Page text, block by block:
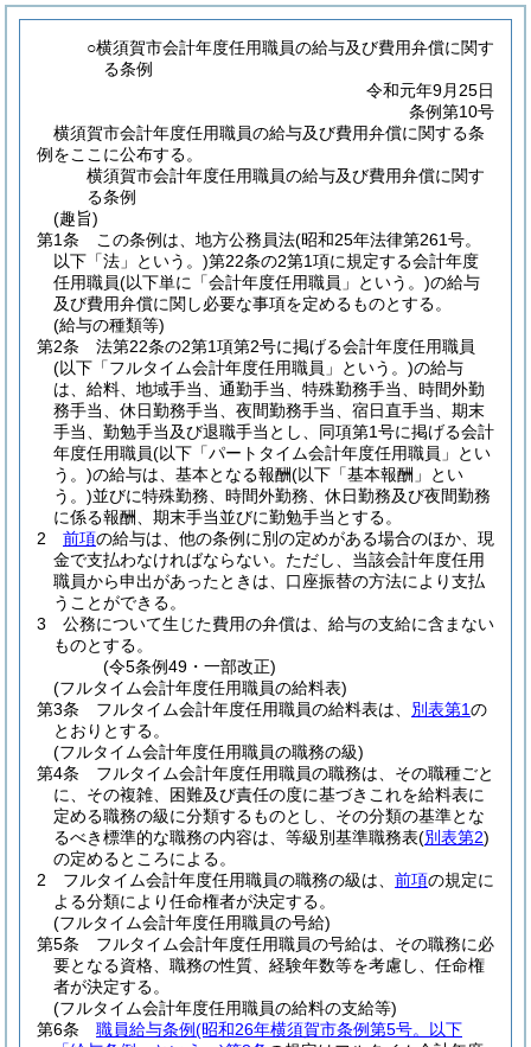
○横須賀市会計年度任用職員の給与及び費用弁償に関す
る条例
令和元年9月25日
条例第10号
横須賀市会計年度任用職員の給与及び費用弁償に関する条
例をここに公布する。
横須賀市会計年度任用職員の給与及び費用弁償に関す
る条例
(趣旨)
第1条
この条例は、地方公務員法(昭和25年法律第261号。
以下「法」という。)第22条の2第1項に規定する会計年度
任用職員(以下単に「会計年度任用職員」という。)の給与
及び費用弁償に関し必要な事項を定めるものとする。
(給与の種類等)
第2条
法第22条の2第1項第2号に掲げる会計年度任用職員
(以下「フルタイム会計年度任用職員」という。)の給与
は、給料、地域手当、通勤手当、特殊勤務手当、時間外勤
務手当、休日勤務手当、夜間勤務手当、宿日直手当、期末
手当、勤勉手当及び退職手当とし、同項第1号に掲げる会計
年度任用職員(以下「パートタイム会計年度任用職員」とい
う。)の給与は、基本となる報酬(以下「基本報酬」とい
う。)並びに特殊勤務、時間外勤務、休日勤務及び夜間勤務
に係る報酬、期末手当並びに勤勉手当とする。
2
前項の給与は、他の条例に別の定めがある場合のほか、現
金で支払わなければならない。 ただし、当該会計年度任用
職員から申出があったときは、口座振替の方法により支払
うことができる。
3
公務について生じた費用の弁償は、給与の支給に含まない
ものとする。
(令5条例49・一部改正)
(フルタイム会計年度任用職員の給料表)
第3条
フルタイム会計年度任用職員の給料表は、 別表第1の
とおりとする。
(フルタイム会計年度任用職員の職務の級)
第4条
フルタイム会計年度任用職員の職務は、その職種ごと
に、その複雑、困難及び責任の度に基づきこれを給料表に
定める職務の級に分類するものとし、その分類の基準とな
るべき標準的な職務の内容は、等級別基準職務表(別表第2)
の定めるところによる。
2
フルタイム会計年度任用職員の職務の級は、 前項の規定に
よる分類により任命権者が決定する。
(フルタイム会計年度任用職員の号給)
第5条
フルタイム会計年度任用職員の号給は、その職務に必
要となる資格、職務の性質、経験年数等を考慮し、任命権
者が決定する。
(フルタイム会計年度任用職員の給料の支給等)
第6条
職員給与条例(昭和26年横須賀市条例第5号。以下